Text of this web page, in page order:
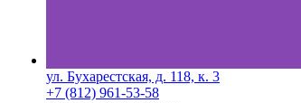
ул. Бухарестская, д. 118, к. 3
+7 (812) 961-53-58